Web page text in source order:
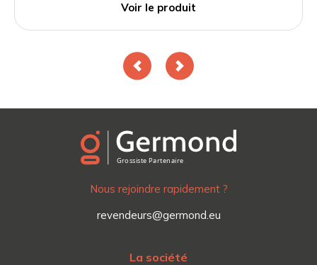
Voir le produit
Nous rejoindre rapidement ?
revendeurs@germond.eu
La société